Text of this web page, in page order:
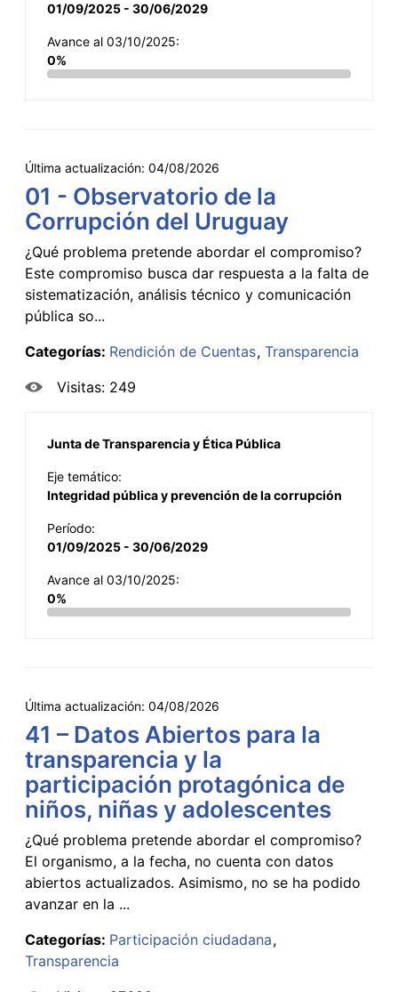
01/09/2025 - 30/06/2029
Avance al 03/10/2025:
0%
Última actualización: 04/08/2026
01 - Observatorio de la
Corrupción del Uruguay
¿Qué problema pretende abordar el compromiso?
Este compromiso busca dar respuesta a la falta de
sistematización, análisis técnico y comunicación
pública so...
Categorías: Rendición de Cuentas Transparencia
Visitas: 249
Junta de Transparencia y Ética Pública
Eje temático:
Integridad pública y prevención de la corrupción
Período:
01/09/2025 - 30/06/2029
Avance al 03/10/2025:
0%
Última actualización: 04/08/2026
41 – Datos Abiertos para la
transparencia y la
participación protagónica de
niños, niñas y adolescentes
¿Qué problema pretende abordar el compromiso?
El organismo, a la fecha, no cuenta con datos
abiertos actualizados. Asimismo, no se ha podido
avanzar en la ...
Categorías: Participación ciudadana
Transparencia